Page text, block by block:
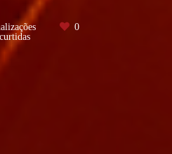
0
curtidas